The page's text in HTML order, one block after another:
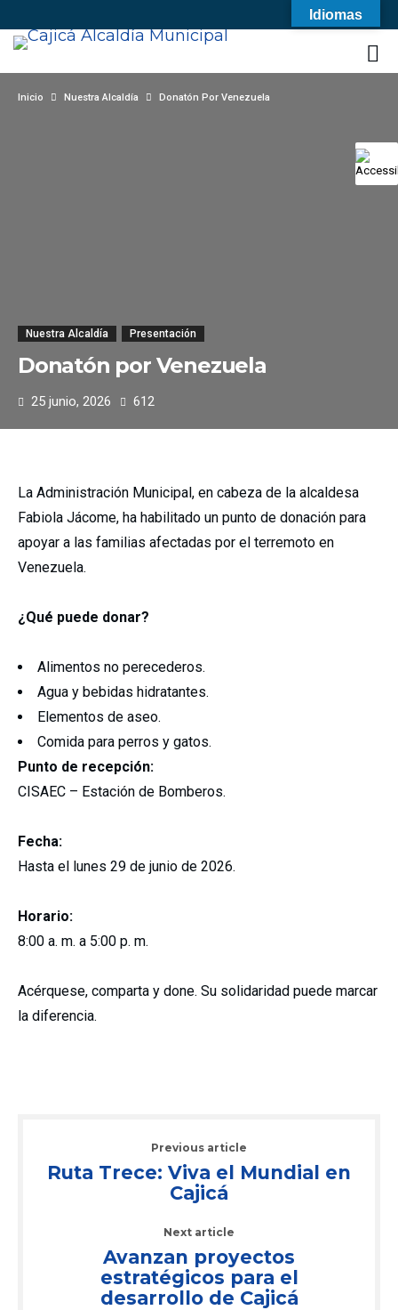
Inicio Nuestra Alcaldía Donatón Por Venezuela
Nuestra Alcaldía Presentación
Donatón por Venezuela
25 junio, 2026 612
La Administración Municipal, en cabeza de la alcaldesa
Fabiola Jácome, ha habilitado un punto de donación para
apoyar a las familias afectadas por el terremoto en
Venezuela.
¿Qué puede donar?
Alimentos no perecederos.
Agua y bebidas hidratantes.
Elementos de aseo.
Comida para perros y gatos.
Punto de recepción:
CISAEC – Estación de Bomberos.
Fecha:
Hasta el lunes 29 de junio de 2026.
Horario:
8:00 a. m. a 5:00 p. m.
Acérquese, comparta y done. Su solidaridad puede marcar
la diferencia.
Previous article
Ruta Trece: Viva el Mundial en
Cajicá
Next article
Avanzan proyectos
estratégicos para el
desarrollo de Cajicá
Idiomas